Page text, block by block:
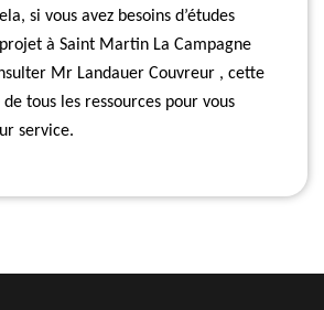
si vous avez besoins d’études
à Saint Martin La Campagne
Mr Landauer Couvreur , cette
tous les ressources pour vous
service.